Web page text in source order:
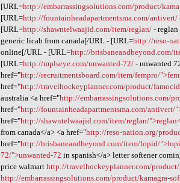
[URL=http://embarrassingsolutions.com/product/
[URL=http://fountainheadapartmentsma.com/antivert/
[URL=http://shawntelwaajid.com/item/reglan/ -
generic licab from canada[/URL - [URL=http://reso-
online[/URL - [URL=http://brisbaneandbeyond.com/
[URL=http://mplseye.com/unwanted-72/ - unwanted
href="http://recruitmentsboard.com/item/fempro/
href="http://travelhockeyplanner.com/product/
australia <a href="http://embarrassingsolutions.com/
href="http://fountainheadapartmentsma.com/antivert/
href="http://shawntelwaajid.com/item/reglan/
from canada</a> <a href="http://reso-nation.org/
href="http://brisbaneandbeyond.com/item/lopid/
72/">unwanted-72 in spanish</a> letter softener
price walmarthttp://travelhockeyplanner.com/
http://embarrassingsolutions.com/product/kamagra-